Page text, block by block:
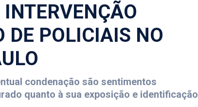
INTERVENÇÃO
DE POLICIAIS NO
condenação são sentimentos
quanto à sua exposição e identificação